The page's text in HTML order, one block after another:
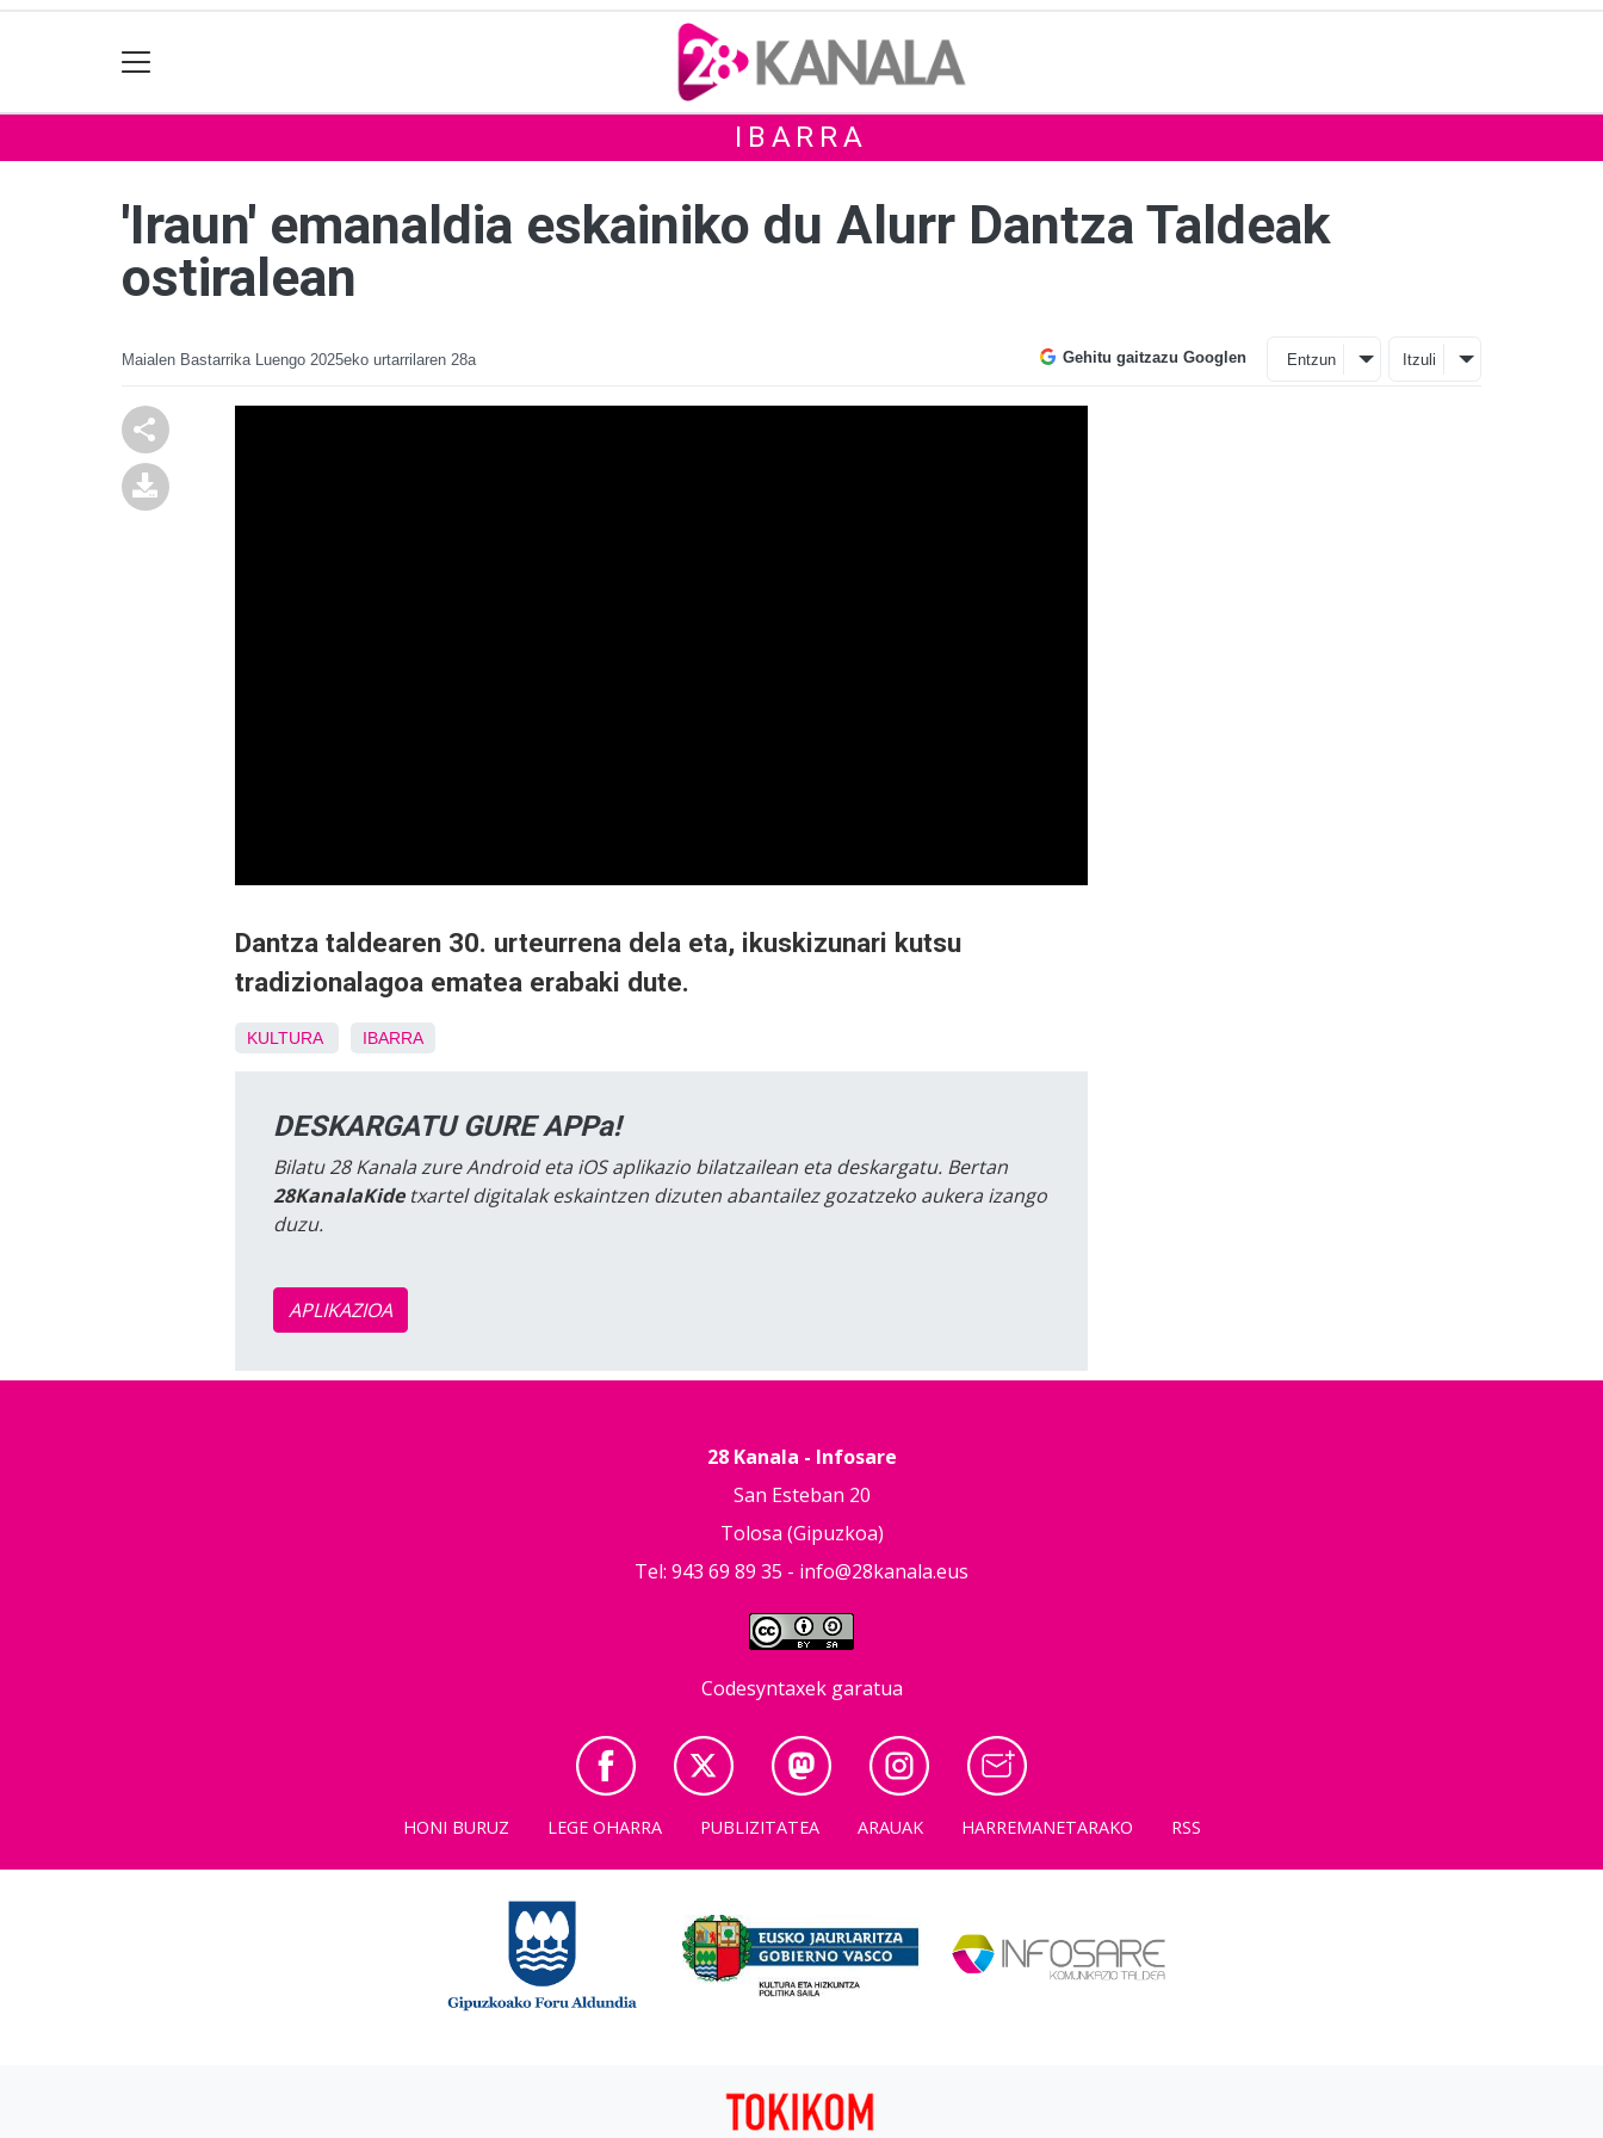
IBARRA
'Iraun' emanaldia eskainiko du Alurr Dantza Taldeak
ostiralean
Maialen Bastarrika Luengo 2025eko urtarrilaren 28a Gehitu gaitzazu Googlen Entzun Itzuli
Dantza taldearen 30. urteurrena dela eta, ikuskizunari kutsu
tradizionalagoa ematea erabaki dute.
KULTURA IBARRA
DESKARGATU GURE APPa!
Bilatu 28 Kanala zure Android eta iOS aplikazio bilatzailean eta deskargatu. Bertan
28KanalaKidetxartel digitalak eskaintzen dizuten abantailez gozatzeko aukera izango
duzu.
APLIKAZIOA
28 Kanala - Infosare
San Esteban 20
Tolosa (Gipuzkoa)
Tel: 943 69 89 35 - info@28kanala.eus
Codesyntaxek garatua
HONI BURUZ LEGE OHARRA PUBLIZITATEA ARAUAK HARREMANETARAKO RSS